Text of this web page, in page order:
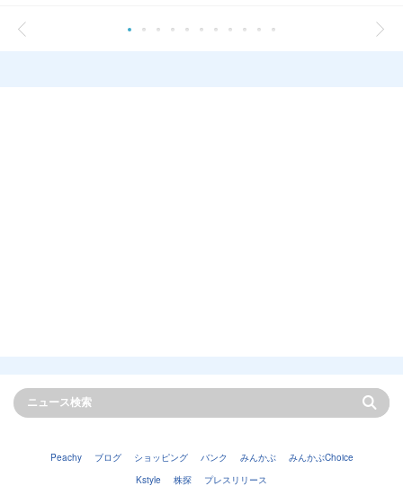
Peachy ブログ ショッピング バンク みんかぶ
みんかぶChoice
Kstyle
株探 プレスリリース